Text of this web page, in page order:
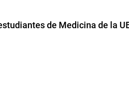
de Medicina de la